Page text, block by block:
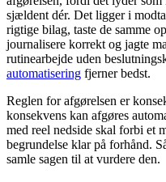
sjældent dér. Det ligger i
rigtige bilag, taste de samme
journalisere korrekt og jagte
rutinearbejde uden
automatisering fjerner bedst.
Reglen for afgørelsen er
konsekvens kan afgøres
med reel nedside skal forbi et
begrundelse klar på forhånd.
samle sagen til at vurdere den.